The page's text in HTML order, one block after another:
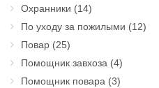
Охранники (14)
По уходу за пожилыми (12)
Повар (25)
Помощник завхоза (4)
Помощник повара (3)